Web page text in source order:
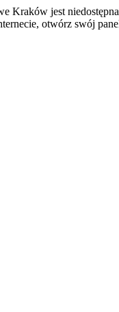
Kraków jest
otwórz swój